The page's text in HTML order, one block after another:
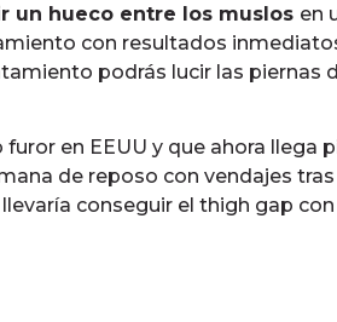
un hueco entre los muslos en
con resultados
podrás lucir las piernas
en EEUU y que ahora llega
de reposo con vendajes
conseguir el thigh gap